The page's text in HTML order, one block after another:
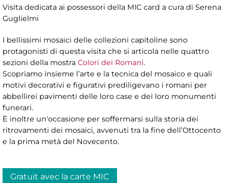
Visita dedicata ai possessori della MIC card a cura di Serena
Guglielmi
I bellissimi mosaici delle collezioni capitoline sono
protagonisti di questa visita che si articola nelle quattro
sezioni della mostra Colori dei Romani.
Scopriamo insieme l’arte e la tecnica del mosaico e quali
motivi decorativi e figurativi prediligevano i romani per
abbellirei pavimenti delle loro case e dei loro monumenti
funerari.
È inoltre un'occasione per soffermarsi sulla storia dei
ritrovamenti dei mosaici, avvenuti tra la fine dell’Ottocento
e la prima metà del Novecento.
Gratuit avec la carte MIC